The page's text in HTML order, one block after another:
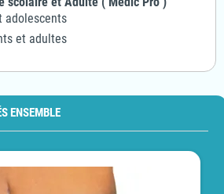
adolescents
et adultes
ENSEMBLE